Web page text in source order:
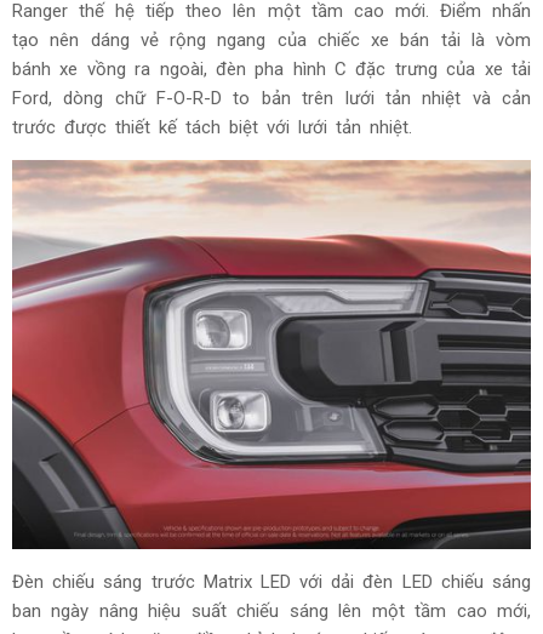
Ranger thế hệ tiếp theo lên một tầm cao mới. Điểm nhấn
tạo nên dáng vẻ rộng ngang của chiếc xe bán tải là vòm
bánh xe vồng ra ngoài, đèn pha hình C đặc trưng của xe tải
Ford, dòng chữ F-O-R-D to bản trên lưới tản nhiệt và cản
trước được thiết kế tách biệt với lưới tản nhiệt.
Đèn chiếu sáng trước Matrix LED với dải đèn LED chiếu sáng
ban ngày nâng hiệu suất chiếu sáng lên một tầm cao mới,